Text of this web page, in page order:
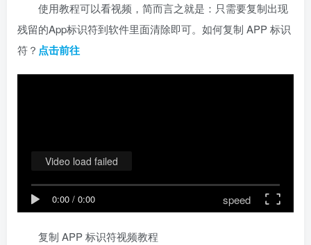
使用教程可以看视频，简而言之就是：只需要复制出现
残留的App标识符到软件里面清除即可。如何复制 APP 标识
符？ 点击前往
0:00 / 0:00 speed
Video load failed
复制 APP 标识符视频教程